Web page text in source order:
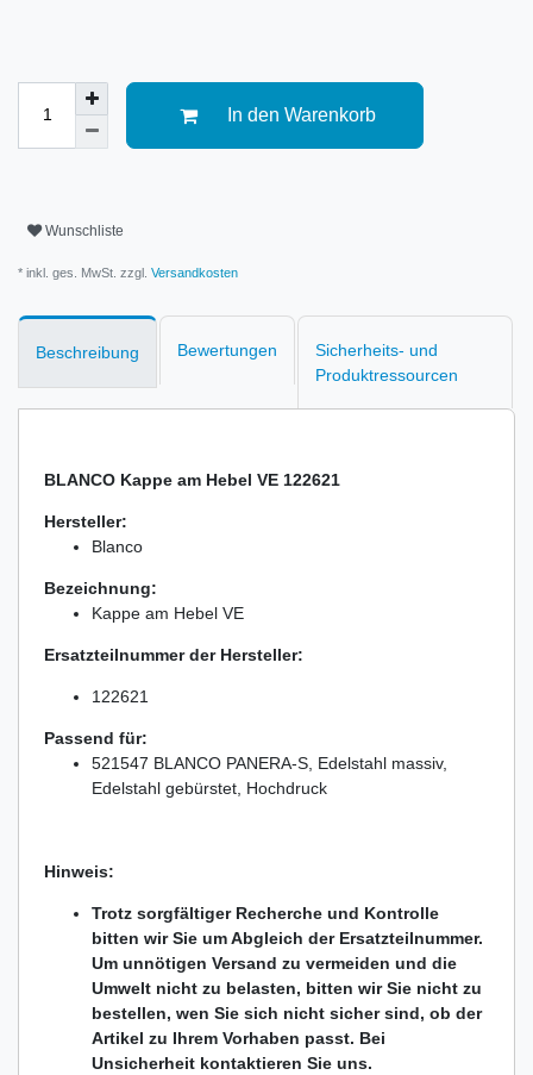
In den Warenkorb
Wunschliste
* inkl. ges. MwSt. zzgl. Versandkosten
Beschreibung Bewertungen
Sicherheits- und
Produktressourcen
BLANCO Kappe am Hebel VE 122621
Hersteller:
Blanco
Bezeichnung:
Kappe am Hebel VE
Ersatzteilnummer der Hersteller:
122621
Passend für:
521547 BLANCO PANERA-S, Edelstahl massiv,
Edelstahl gebürstet, Hochdruck
Hinweis:
Trotz sorgfältiger Recherche und Kontrolle
bitten wir Sie um Abgleich der Ersatzteilnummer.
Um unnötigen Versand zu vermeiden und die
Umwelt nicht zu belasten, bitten wir Sie nicht zu
bestellen, wen Sie sich nicht sicher sind, ob der
Artikel zu Ihrem Vorhaben passt. Bei
Unsicherheit kontaktieren Sie uns.